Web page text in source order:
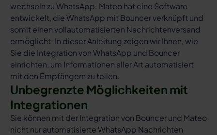
wechseln zu WhatsApp. Mateo hat eine Software
entwickelt, die WhatsApp mit Bouncer verknüpft und
somit einen vollautomatisierten Nachrichtenversand
ermöglicht. In dieser Anleitung zeigen wir Ihnen, wie
Sie die Integration von WhatsApp und Bouncer
einrichten, um Informationen aller Art automatisiert
mit den Empfängern zu teilen.
Unbegrenzte Möglichkeiten mit
Integrationen
Sie können mit der Integration von Bouncer und Mateo
nicht nur automatisierte WhatsApp Nachrichten